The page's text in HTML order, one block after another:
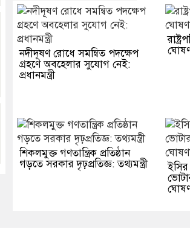
নদীদূষণ রোধে সমন্বিত পদক্ষেপ
গ্রহণে অবহেলার সুযোগ নেই:
প্রধানমন্ত্রী
শিকলমুক্ত গণতান্ত্রিক প্রতিষ্ঠান
গড়তে সরকার দৃঢ়প্রতিজ্ঞ: তথ্যমন্ত্রী
ইসির